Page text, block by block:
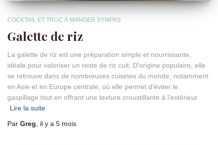
COCKTAIL ET TRUC À MANGER SYMPAS
Galette de riz
La galette de riz est une préparation simple et nourrissante,
idéale pour valoriser un reste de riz cuit. D’origine populaire, elle
se retrouve dans de nombreuses cuisines du monde, notamment
en Asie et en Europe centrale, où elle permet d’éviter le
gaspillage tout en offrant une texture croustillante à l’extérieur
Lire la suite
Par Greg, il y a 5 mois